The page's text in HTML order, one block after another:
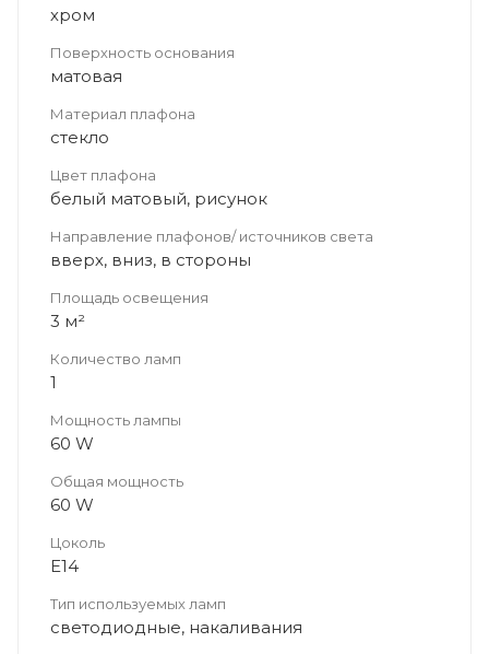
хром
Поверхность основания
матовая
Материал плафона
стекло
Цвет плафона
белый матовый, рисунок
Направление плафонов/ источников света
вверх, вниз, в стороны
Площадь освещения
3 м²
Количество ламп
1
Мощность лампы
60 W
Общая мощность
60 W
Цоколь
Е14
Тип используемых ламп
светодиодные, накаливания